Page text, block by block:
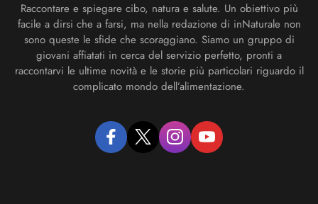
Raccontare e spiegare cibo, natura e salute. Un obiettivo più
facile a dirsi che a farsi, ma nella redazione di inNaturale non
sono queste le sfide che scoraggiano. Siamo un gruppo di
giovani affiatati in cerca del servizio perfetto, pronti a
raccontarvi le ultime novità e le storie più particolari riguardo il
complicato mondo dell’alimentazione.
facebooktwitter instagramyoutube